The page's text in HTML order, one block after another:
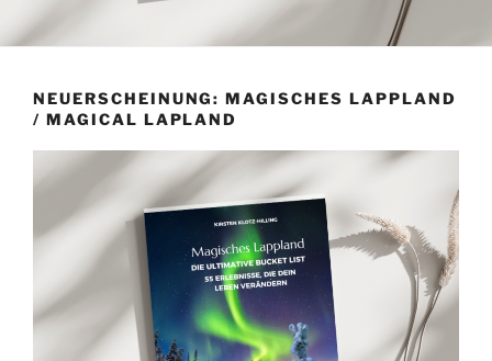
NEUERSCHEINUNG: MAGISCHES LAPPLAND
/ MAGICAL LAPLAND